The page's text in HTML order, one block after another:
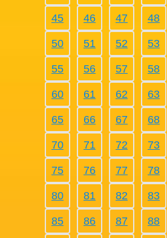
45 46 47 48
50 51 52 53
55 56 57 58
60 61 62 63
65 66 67 68
70 71 72 73
75 76 77 78
80 81 82 83
85 86 87 88